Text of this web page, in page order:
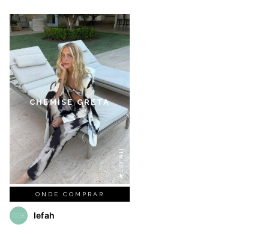
CHEMISE GRETA
#LEFAH
ONDE COMPRAR
lefah